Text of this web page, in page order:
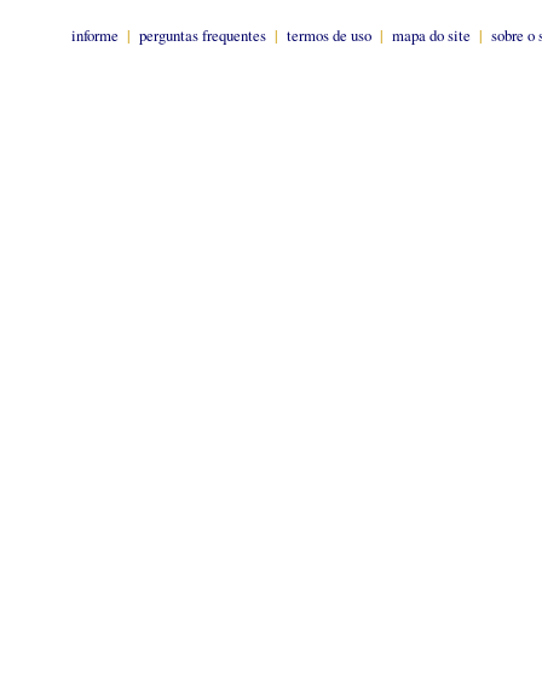
informe | perguntas frequentes | termos de uso | mapa do site | sobre o